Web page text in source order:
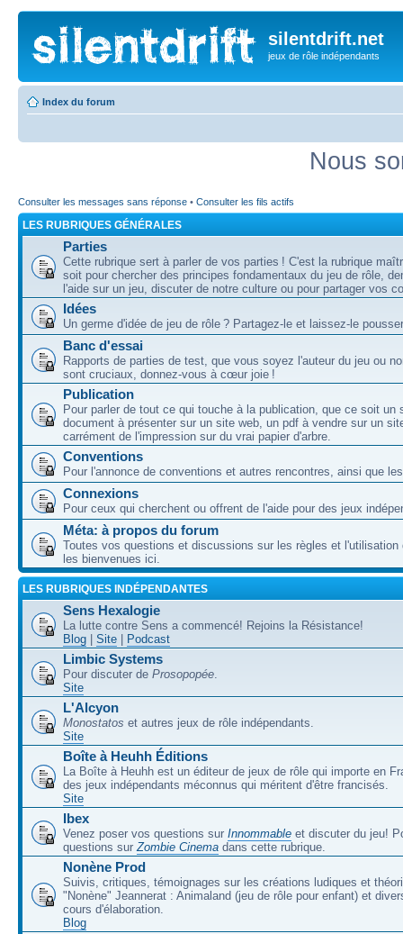
silentdrift.net
jeux de rôle indépendants
Index du forum
Nous
Consulter les messages sans réponse • Consulter les fils actifs
LES RUBRIQUES GÉNÉRALES
Parties
Cette rubrique sert à parler de vos parties ! C'est la rubrique
soit pour chercher des principes fondamentaux du jeu de rôle,
l'aide sur un jeu, discuter de notre culture ou pour partager vos
Idées
Un germe d'idée de jeu de rôle ? Partagez-le et laissez-le
Banc d'essai
Rapports de parties de test, que vous soyez l'auteur du jeu ou
sont cruciaux, donnez-vous à cœur joie !
Publication
Pour parler de tout ce qui touche à la publication, que ce soit un
document à présenter sur un site web, un pdf à vendre sur un
carrément de l'impression sur du vrai papier d'arbre.
Conventions
Pour l'annonce de conventions et autres rencontres, ainsi que
Connexions
Pour ceux qui cherchent ou offrent de l'aide pour des jeux
Méta: à propos du forum
Toutes vos questions et discussions sur les règles et l'utilisation
les bienvenues ici.
LES RUBRIQUES INDÉPENDANTES
Sens Hexalogie
La lutte contre Sens a commencé! Rejoins la Résistance!
Blog
Site Podcast
Limbic Systems
Pour discuter de Prosopopée.
Site
L'Alcyon
Monostatos et autres jeux de rôle indépendants.
Site
Boîte à Heuhh Éditions
La Boîte à Heuhh est un éditeur de jeux de rôle qui importe en
des jeux indépendants méconnus qui méritent d'être francisés.
Site
Ibex
Venez poser vos questions sur Innommable et discuter du jeu!
questions surZombie Cinema dans cette rubrique.
Nonène Prod
Suivis, critiques, témoignages sur les créations ludiques et
"Nonène" Jeannerat : Animaland (jeu de rôle pour enfant) et
cours d'élaboration.
Blog